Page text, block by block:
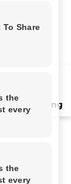
Deli Serdang